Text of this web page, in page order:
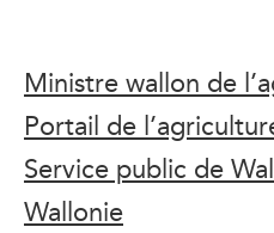
Ministre wallon de
Portail de
Service public de
Wallonie